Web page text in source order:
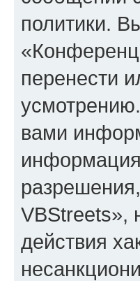
политики.
перенести
вами
VBStreets»,
действия